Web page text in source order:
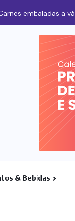
embaladas a
& Bebidas